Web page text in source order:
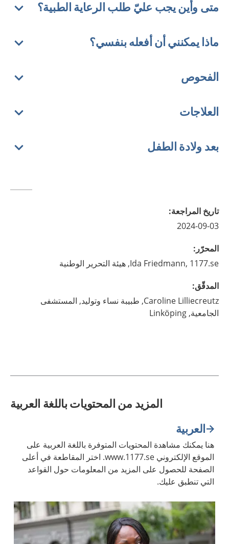
متى وأين يجب عليّ طلب الرعاية الطبية؟
ماذا يمكنني أن أفعله بنفسي؟
الفحوص
العلاجات
بعد ولادة الطفل
تاريخ المراجعة:
2024-09-03
المحرّر :
Ida Friedmann, 1177.se, هيئة التحرير الوطنية
المدقّق:
Caroline Lilliecreutz, طبيبة نساء وتوليد, المستشفى
الجامعية, Linköping
المزيد من المحتويات باللغة العربية
العربية
هنا يمكنك مشاهدة المحتويات المتوفرة باللغة العربية على
الموقع الإلكتروني www.1177.se. اختر المقاطعة في أعلى
الصفحة للحصول على المزيد من المعلومات حول القواعد
التي تنطبق عليك.